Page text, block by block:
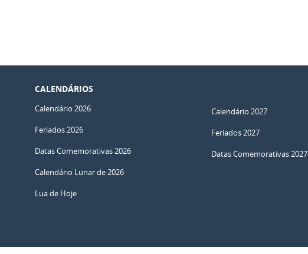
CALENDÁRIOS
Calendário 2026
Feriados 2026
Datas Comemorativas 2026
Calendário Lunar de 2026
Lua de Hoje
Calendário 2027
Feriados 2027
Datas Comemorativas 2027